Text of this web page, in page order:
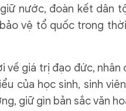
nước, đoàn kết dân
vệ tổ quốc trong
giá trị đạo đức, nhân
của học sinh, sinh
giữ gìn bản sắc văn